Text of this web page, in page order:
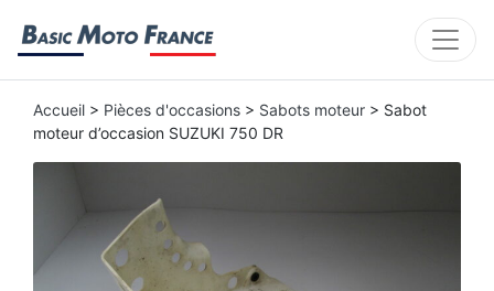
Accueil > Pièces d'occasions > Sabots moteur > Sabot
moteur d’occasion SUZUKI 750 DR